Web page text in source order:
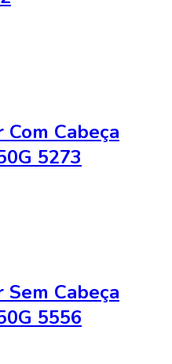
Cabeça
5273
Cabeça
5556